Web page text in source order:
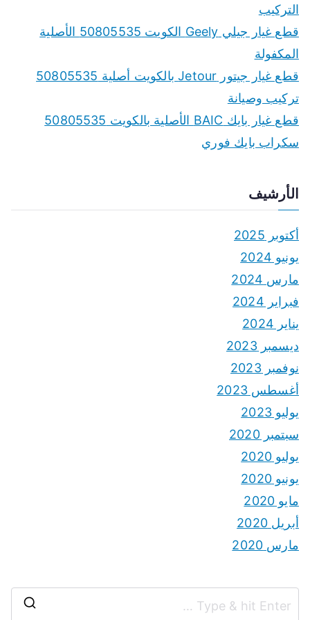
التركيب
قطع غيار جيلي Geely الكويت 50805535 الأصلية
المكفولة
قطع غيار جيتور Jetour بالكويت أصلية 50805535
تركيب وصيانة
قطع غيار بايك BAIC الأصلية بالكويت 50805535
سكراب بايك فوري
الأرشيف
أكتوبر 2025
يونيو 2024
مارس 2024
فبراير 2024
يناير 2024
ديسمبر 2023
نوفمبر 2023
أغسطس 2023
يوليو 2023
سبتمبر 2020
يوليو 2020
يونيو 2020
مايو 2020
أبريل 2020
مارس 2020